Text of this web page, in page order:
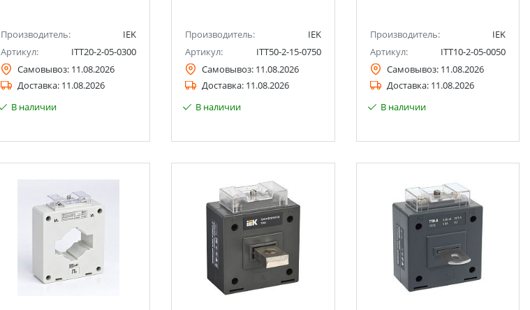
Производитель:
IEK
Артикул:
ITT20-2-05-0300
Самовывоз: 11.08.2026
Доставка: 11.08.2026
В наличии
Производитель:
IEK
Артикул:
ITT50-2-15-0750
Самовывоз: 11.08.2026
Доставка: 11.08.2026
В наличии
Производитель:
IEK
Артикул:
ITT10-2-05-0050
Самовывоз: 11.08.2026
Доставка: 11.08.2026
В наличии